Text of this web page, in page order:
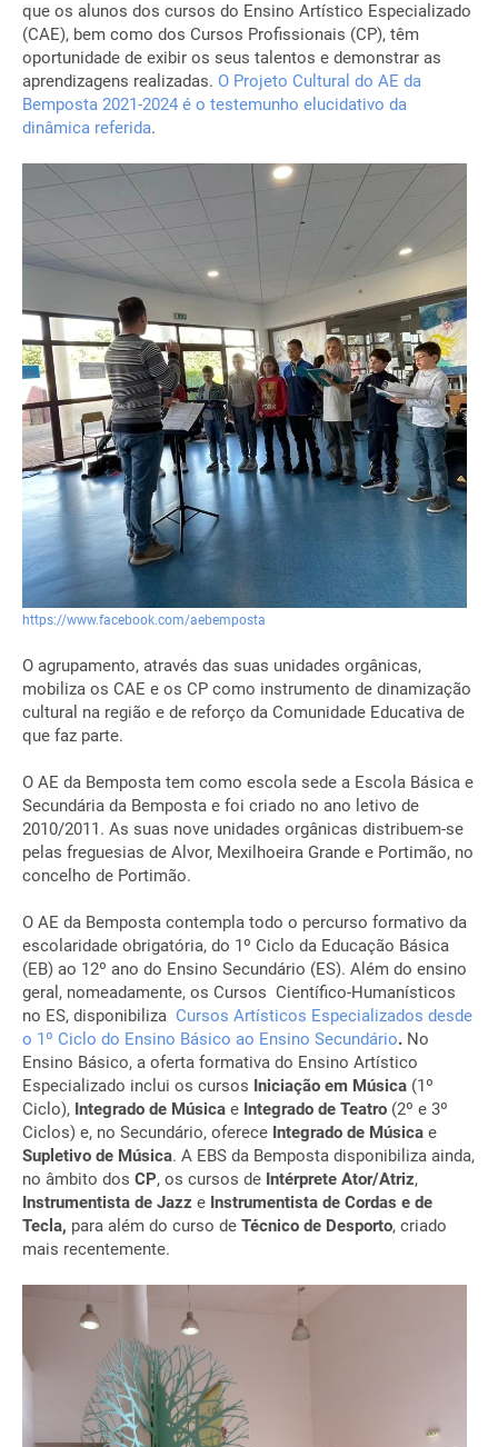
que os alunos dos cursos do Ensino Artístico Especializado
(CAE), bem como dos Cursos Profissionais (CP), têm
oportunidade de exibir os seus talentos e demonstrar as
aprendizagens realizadas. O Projeto Cultural do AE da
Bemposta 2021-2024 é o testemunho elucidativo da
dinâmica referida.
https://www.facebook.com/aebemposta
O agrupamento, através das suas unidades orgânicas,
mobiliza os CAE e os CP como instrumento de dinamização
cultural na região e de reforço da Comunidade Educativa de
que faz parte.
O AE da Bemposta tem como escola sede a Escola Básica e
Secundária da Bemposta e foi criado no ano letivo de
2010/2011. As suas nove unidades orgânicas distribuem-se
pelas freguesias de Alvor, Mexilhoeira Grande e Portimão, no
concelho de Portimão.
O AE da Bemposta contempla todo o percurso formativo da
escolaridade obrigatória, do 1º Ciclo da Educação Básica
(EB) ao 12º ano do Ensino Secundário (ES). Além do ensino
geral, nomeadamente, os Cursos Científico-Humanísticos
no ES, disponibiliza Cursos Artísticos Especializados desde
o 1º Ciclo do Ensino Básico ao Ensino Secundário. No
Ensino Básico, a oferta formativa do Ensino Artístico
Especializado inclui os cursos Iniciação em Música (1º
Ciclo), Integrado de Música e Integrado de Teatro (2º e 3º
Ciclos) e, no Secundário, oferece Integrado de Música e
Supletivo de Música. A EBS da Bemposta disponibiliza ainda,
no âmbito dos CP, os cursos de Intérprete Ator/Atriz,
Instrumentista de Jazz e Instrumentista de Cordas e de
Tecla, para além do curso de Técnico de Desporto, criado
mais recentemente.